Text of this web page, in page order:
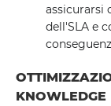
assicurarsi
dell'SLA e
KNOWLEDGE